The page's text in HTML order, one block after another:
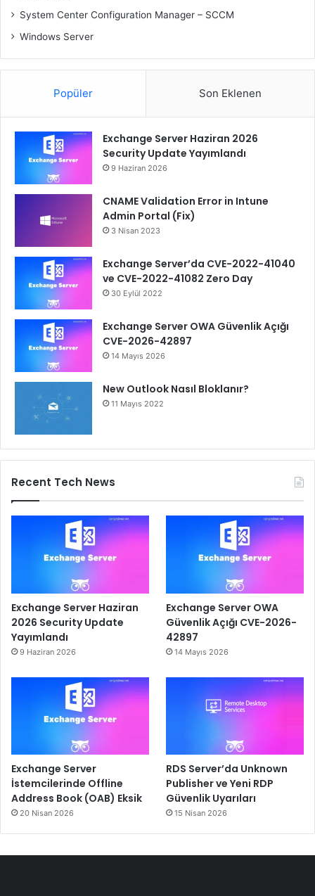
System Center Configuration Manager – SCCM
Windows Server
Popüler Son Eklenen
Exchange Server Haziran 2026
Security Update Yayımlandı
9 Haziran 2026
CNAME Validation Error in Intune
Admin Portal (Fix)
3 Nisan 2023
Exchange Server’da CVE-2022-41040
ve CVE-2022-41082 Zero Day
30 Eylül 2022
Exchange Server OWA Güvenlik Açığı
CVE-2026-42897
14 Mayıs 2026
New Outlook Nasıl Bloklanır?
11 Mayıs 2022
Recent Tech News
Exchange Server Haziran
2026 Security Update
Yayımlandı
9 Haziran 2026
Exchange Server OWA
Güvenlik Açığı CVE-2026-
42897
14 Mayıs 2026
Exchange Server
İstemcilerinde Offline
Address Book (OAB) Eksik
20 Nisan 2026
RDS Server’da Unknown
Publisher ve Yeni RDP
Güvenlik Uyarıları
15 Nisan 2026